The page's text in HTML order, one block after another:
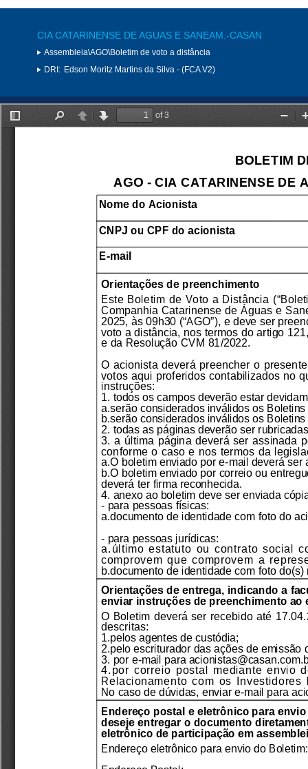
CIA CATARINENSE DE AGUAS E SANEAM.-CASAN
Assembleia\AGO\Boletim de voto a distância
DRI: Edson Moritz Martins da Silva - (FCA V2)